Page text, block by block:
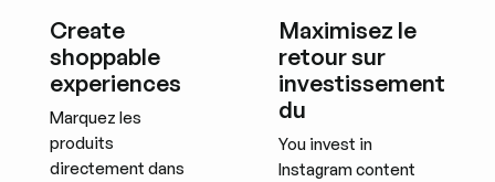
Create
shoppable
experiences
Marquez les
produits
directement dans
Maximisez le
retour sur
investissement
du
You invest in
Instagram content